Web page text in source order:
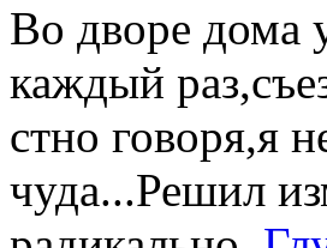
Во дворе дома
каждый
стно говоря,я
чуда...Решил